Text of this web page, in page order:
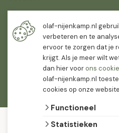
Maandag t/m vrijdag
07:30-
16:30
12:00
algemene voorwaarden
olaf-nijenkamp.nl
verbeteren en te
ervoor te zorgen dat je
krijgt. Als je meer wilt
dan hier voorons
olaf-nijenkamp.nl
cookies op onze
Functioneel
Statistieken